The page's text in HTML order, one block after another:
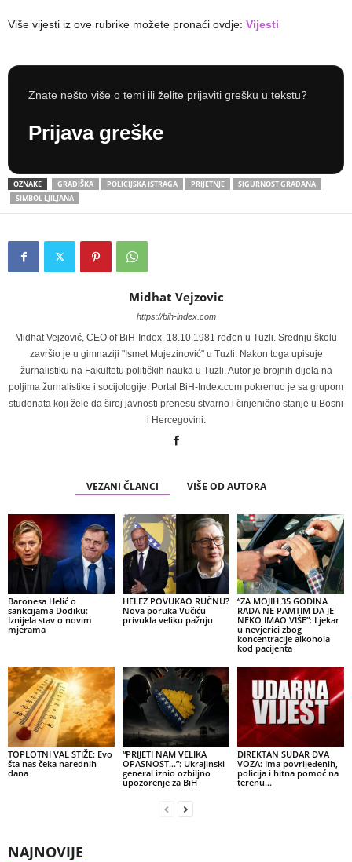
Više vijesti iz ove rubrike možete pronaći ovdje: Vijesti
Znate nešto više o temi ili želite prijaviti grešku u tekstu?
Prijava greške
OZNAKE GRADIŠKA POLICIJSKA ISTRAGA PRIJETNJE
SIGURNOST GRAĐANA
SIMBOL LJILJANA
Midhat Vejzovic
https://bih-index.com
Midhat Vejzović, CEO of BiH-Index. 18.10.1981 rođen u Tuzli. Srednju školu
završio je u gimnaziji "Ismet Mujezinović" u Tuzli. Nakon toga upisuje
žurnalistiku na Fakultetu političkih nauka u Tuzli. Autor je brojnih dijela na
poljima žurnalistike i socijologije. Portal BiH-Index.com pokrenuo je sa grupom
studenata koji žele da široj javnosti prenesu stvarno i činjenično stanje u Bosni
i Hercegovini.
VEZANI ČLANCI VIŠE OD AUTORA
Baronesa Helić o
sankcijama Dodiku:
Iznijela stav o novim
mjerama
HELEZ POVUKAO RUČNU?
Nova poruka Vučiću
privukla veliku pažnju
“ZA MOJIH 35 GODINA
RADA NE PAMTIM DA JE
NEKO IMAO VIŠE”: Ljekar
u nevjerici zbog
koncentracije alkohola
kod pacijenta
TOPLOTNI VAL STIŽE: Evo
šta nas čeka narednih
dana
“PRIJETI NAM VELIKA
OPASNOST…”: Ukrajinski
general iznio ozbiljno
upozorenje za BiH
DIREKTAN SUDAR DVA
VOZA: Ima povrijeđenih,
policija i hitna pomoć na
terenu…
NAJNOVIJE